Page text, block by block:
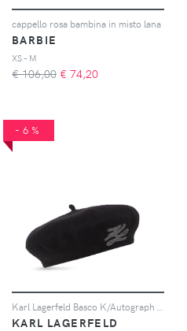
cappello rosa bambina in misto lana
BARBIE
XS - M
€ 106,00 € 74,20
-6%
KARL LAGERFELD